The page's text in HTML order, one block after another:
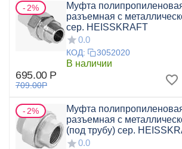
2%
Муфта
разъемная с
сер. HEISSKRAFT
0.0
КОД: 3052020
В наличии
695.00 Р
709.00Р
2%
Муфта
разъемная с
(под трубу) сер.
0.0